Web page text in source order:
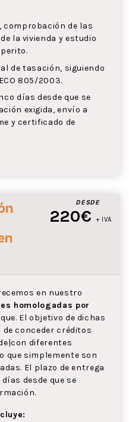
comprobación de las
la vivienda y estudio
de tasación, siguiendo
805/2003.
días desde que se
exigida, envío a
y certificado de
DESDE
220€ + IVA
en nuestro
homologadas por
El objetivo de dichas
conceder créditos
diferentes
que simplemente son
El plazo de entrega
desde que se